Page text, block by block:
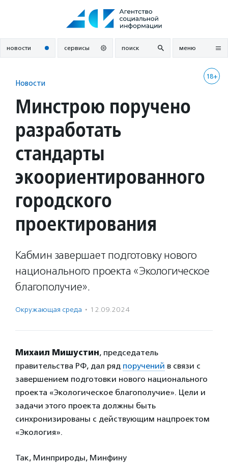
новости сервисы поиск меню
18+
Новости
Минстрою поручено
разработать
стандарты
экоориентированного
городского
проектирования
Кабмин завершает подготовку нового
национального проекта «Экологическое
благополучие».
Окружающая среда · 12.09.2024
Михаил Мишустин, председатель
правительства РФ, дал ряд поручений в связи с
завершением подготовки нового национального
проекта «Экологическое благополучие». Цели и
задачи этого проекта должны быть
синхронизированы с действующим нацпроектом
«Экология».
Так, Минприроды, Минфину